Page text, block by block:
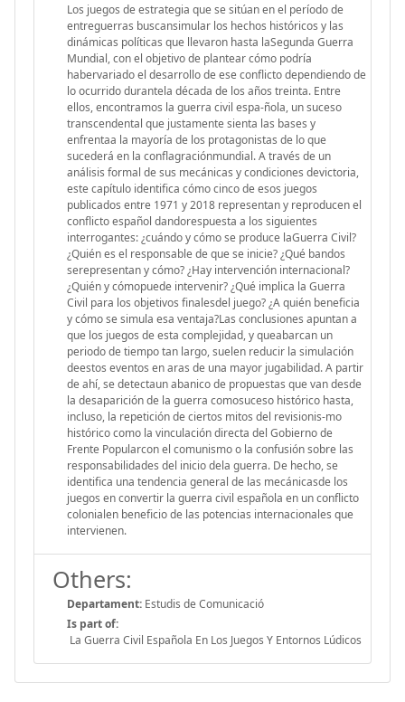
Los juegos de estrategia que se sitúan en el período de
entreguerras buscansimular los hechos históricos y las
dinámicas políticas que llevaron hasta laSegunda Guerra
Mundial, con el objetivo de plantear cómo podría
habervariado el desarrollo de ese conflicto dependiendo de
lo ocurrido durantela década de los años treinta. Entre
ellos, encontramos la guerra civil espa-ñola, un suceso
transcendental que justamente sienta las bases y
enfrentaa la mayoría de los protagonistas de lo que
sucederá en la conflagraciónmundial. A través de un
análisis formal de sus mecánicas y condiciones devictoria,
este capítulo identifica cómo cinco de esos juegos
publicados entre 1971 y 2018 representan y reproducen el
conflicto español dandorespuesta a los siguientes
interrogantes: ¿cuándo y cómo se produce laGuerra Civil?
¿Quién es el responsable de que se inicie? ¿Qué bandos
serepresentan y cómo? ¿Hay intervención internacional?
¿Quién y cómopuede intervenir? ¿Qué implica la Guerra
Civil para los objetivos finalesdel juego? ¿A quién beneficia
y cómo se simula esa ventaja?Las conclusiones apuntan a
que los juegos de esta complejidad, y queabarcan un
periodo de tiempo tan largo, suelen reducir la simulación
deestos eventos en aras de una mayor jugabilidad. A partir
de ahí, se detectaun abanico de propuestas que van desde
la desaparición de la guerra comosuceso histórico hasta,
incluso, la repetición de ciertos mitos del revisionis-mo
histórico como la vinculación directa del Gobierno de
Frente Popularcon el comunismo o la confusión sobre las
responsabilidades del inicio dela guerra. De hecho, se
identifica una tendencia general de las mecánicasde los
juegos en convertir la guerra civil española en un conflicto
colonialen beneficio de las potencias internacionales que
intervienen.
Others:
Departament: Estudis de Comunicació
Is part of:
La Guerra Civil Española En Los Juegos Y Entornos Lúdicos